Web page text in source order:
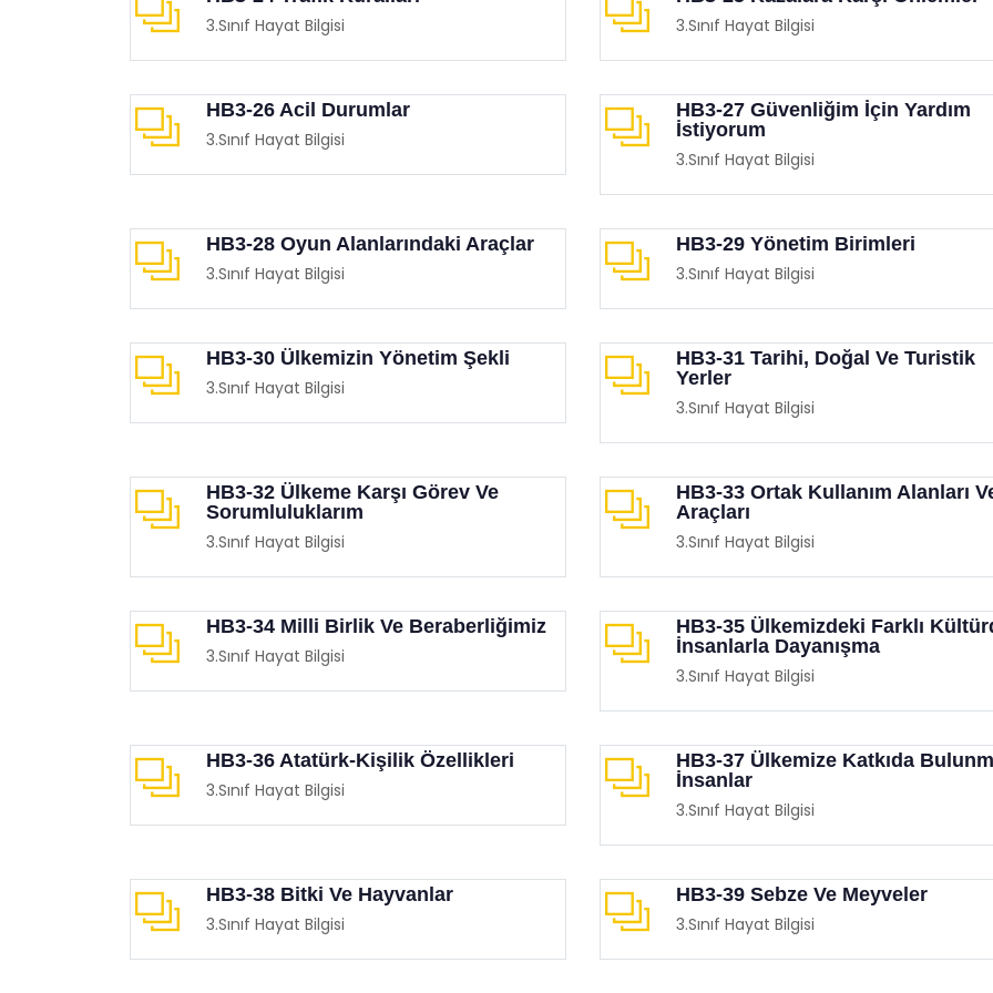
3.Sınıf Hayat Bilgisi
3.Sınıf Hayat Bilgisi
HB3-26 Acil Durumlar
3.Sınıf Hayat Bilgisi
HB3-27 Güvenliğim İçin Yardım
İstiyorum
3.Sınıf Hayat Bilgisi
HB3-28 Oyun Alanlarındaki Araçlar
3.Sınıf Hayat Bilgisi
HB3-29 Yönetim Birimleri
3.Sınıf Hayat Bilgisi
HB3-30 Ülkemizin Yönetim Şekli
3.Sınıf Hayat Bilgisi
HB3-31 Tarihi, Doğal Ve Turistik
Yerler
3.Sınıf Hayat Bilgisi
HB3-32 Ülkeme Karşı Görev Ve
Sorumluluklarım
3.Sınıf Hayat Bilgisi
HB3-33 Ortak Kullanım Alanları
Araçları
3.Sınıf Hayat Bilgisi
HB3-34 Milli Birlik Ve Beraberliğimiz
3.Sınıf Hayat Bilgisi
HB3-35 Ülkemizdeki Farklı
İnsanlarla Dayanışma
3.Sınıf Hayat Bilgisi
HB3-36 Atatürk-Kişilik Özellikleri
3.Sınıf Hayat Bilgisi
HB3-37 Ülkemize Katkıda
İnsanlar
3.Sınıf Hayat Bilgisi
HB3-38 Bitki Ve Hayvanlar
3.Sınıf Hayat Bilgisi
HB3-39 Sebze Ve Meyveler
3.Sınıf Hayat Bilgisi